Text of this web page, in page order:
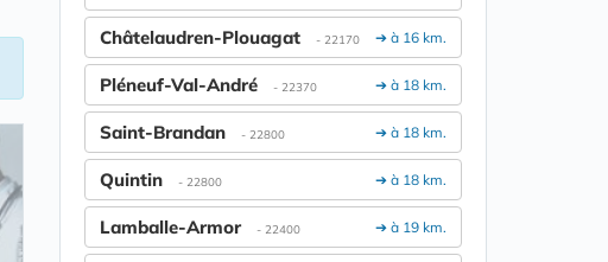
➔ à 16 km.
Châtelaudren-Plouagat - 22170
➔ à 18 km.
Pléneuf-Val-André - 22370
➔ à 18 km.
Saint-Brandan - 22800
➔ à 18 km.
Quintin - 22800
➔ à 19 km.
Lamballe-Armor - 22400